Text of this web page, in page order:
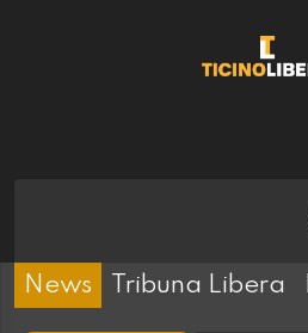
News Tribuna Libera